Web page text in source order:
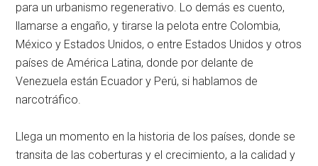
para un urbanismo regenerativo. Lo demás es cuento,
llamarse a engaño, y tirarse la pelota entre Colombia,
México y Estados Unidos, o entre Estados Unidos y otros
países de América Latina, donde por delante de
Venezuela están Ecuador y Perú, si hablamos de
narcotráfico.
Llega un momento en la historia de los países, donde se
transita de las coberturas y el crecimiento, a la calidad y